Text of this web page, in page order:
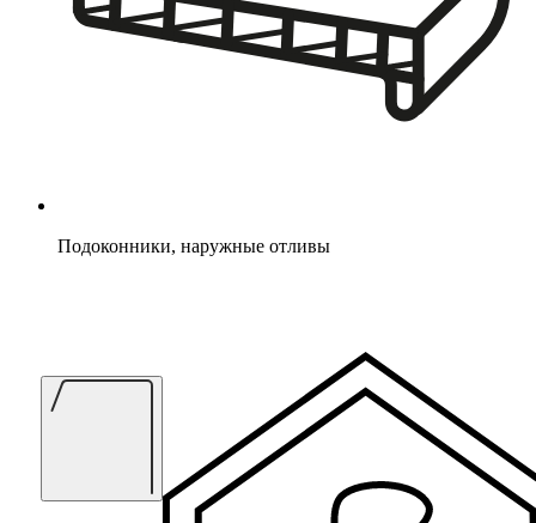
Подоконники, наружные отливы